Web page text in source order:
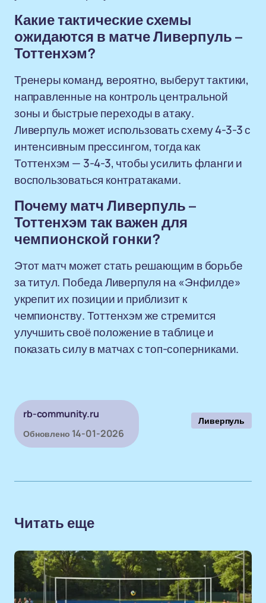
Какие тактические схемы
ожидаются в матче Ливерпуль –
Тоттенхэм?
Тренеры команд, вероятно, выберут тактики,
направленные на контроль центральной
зоны и быстрые переходы в атаку.
Ливерпуль может использовать схему 4-3-3 с
интенсивным прессингом, тогда как
Тоттенхэм — 3-4-3, чтобы усилить фланги и
воспользоваться контратаками.
Почему матч Ливерпуль –
Тоттенхэм так важен для
чемпионской гонки?
Этот матч может стать решающим в борьбе
за титул. Победа Ливерпуля на «Энфилде»
укрепит их позиции и приблизит к
чемпионству. Тоттенхэм же стремится
улучшить своё положение в таблице и
показать силу в матчах с топ-соперниками.
rb-community.ru
Обновлено 14-01-2026
Ливерпуль
Читать еще